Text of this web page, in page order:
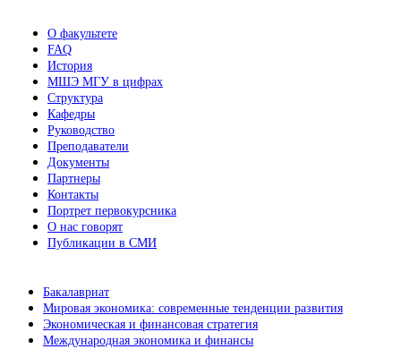
О факультете
FAQ
История
МШЭ МГУ в цифрах
Структура
Кафедры
Руководство
Преподаватели
Документы
Партнеры
Контакты
Портрет первокурсника
О нас говорят
Публикации в СМИ
Бакалавриат
Мировая экономика: современные тенденции развития
Экономическая и финансовая стратегия
Международная экономика и финансы